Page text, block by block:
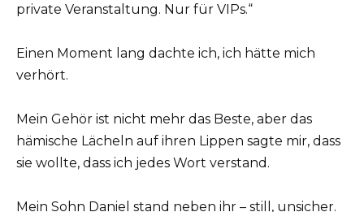
private Veranstaltung. Nur für VIPs.“
Einen Moment lang dachte ich, ich hätte mich
verhört.
Mein Gehör ist nicht mehr das Beste, aber das
hämische Lächeln auf ihren Lippen sagte mir, dass
sie wollte, dass ich jedes Wort verstand.
Mein Sohn Daniel stand neben ihr – still, unsicher.